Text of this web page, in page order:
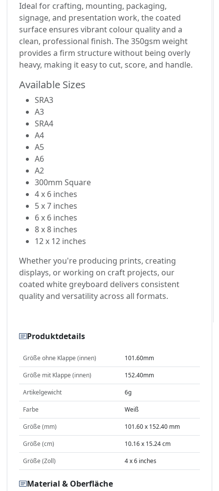
Ideal for crafting, mounting, packaging,
signage, and presentation work, the coated
surface ensures vibrant colour quality and a
clean, professional finish. The 350gsm weight
provides a firm structure without being overly
heavy, making it easy to cut, score, and handle.
Available Sizes
SRA3
A3
SRA4
A4
A5
A6
A2
300mm Square
4 x 6 inches
5 x 7 inches
6 x 6 inches
8 x 8 inches
12 x 12 inches
Whether you're producing prints, creating
displays, or working on craft projects, our
coated white greyboard delivers consistent
quality and versatility across all formats.
Produktdetails
Größe ohne Klappe (innen) 101.60mm
Größe mit Klappe (innen) 152.40mm
Artikelgewicht 6g
Farbe Weiß
Größe (mm) 101.60 x 152.40 mm
Größe (cm) 10.16 x 15.24 cm
Größe (Zoll) 4 x 6 inches
Material & Oberfläche